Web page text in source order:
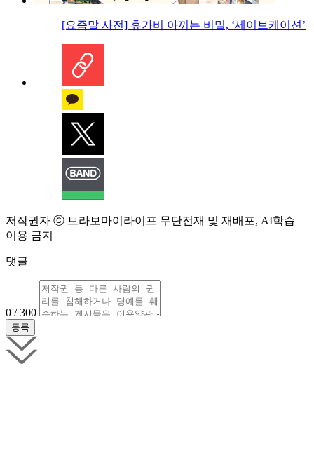
[요즘말 사전] 휴가비 아끼는 비밀, ‘세이브케이션’
저작권자 ⓒ 브라보마이라이프 무단전재 및 재배포, AI학습
이용 금지
댓글
0 / 300